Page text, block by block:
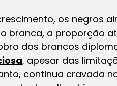
os negros
branca, a proporção
dos brancos
, apesar das
continua cravada